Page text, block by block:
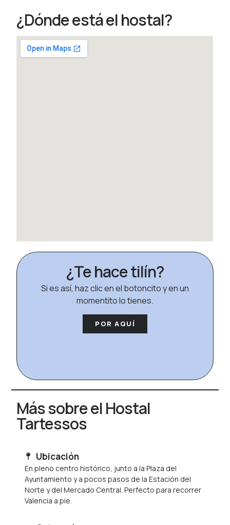
¿Te hace tilín?
Si es así, haz clic en el botoncito y en un
momentito lo tienes.
POR AQUÍ
¿Dónde está el hostal?
Más sobre el Hostal
Tartessos
Ubicación
En pleno centro histórico, junto a la Plaza del
Ayuntamiento y a pocos pasos de la Estación del
Norte y del Mercado Central. Perfecto para recorrer
Valencia a pie.